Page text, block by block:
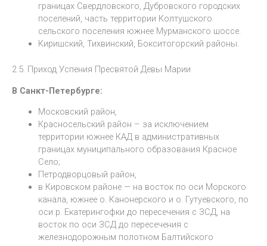
границах Свердловского, Дубровского городских
поселений, часть территории Колтушского
сельского поселения южнее Мурманского шоссе.
Киришский, Тихвинский, Бокситогорский районы.
2.5. Приход Успения Пресвятой Девы Марии
В Санкт-Петербурге:
Московский район,
Красносельский район – за исключением
территории южнее КАД в административных
границах муниципального образования Красное
Село;
Петродворцовый район,
в Кировском районе — на восток по оси Морского
канала, южнее о. Канонерского и о. Гутуевского, по
оси р. Екатерингофки до пересечения с ЗСД, на
восток по оси ЗСД до пересечения с
железнодорожным полотном Балтийского